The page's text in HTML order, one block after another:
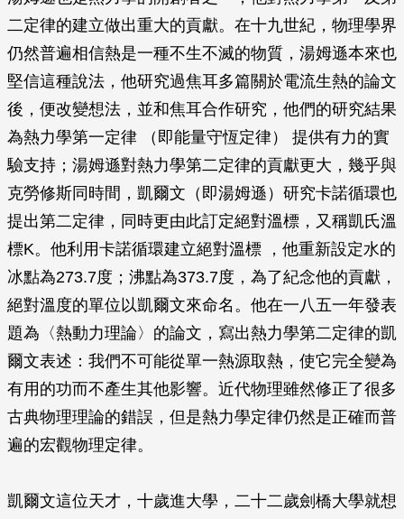
二定律的建立做出重大的貢獻。在十九世紀，物理學界
仍然普遍相信熱是一種不生不滅的物質，湯姆遜本來也
堅信這種說法，他研究過焦耳多篇關於電流生熱的論文
後，便改變想法，並和焦耳合作研究，他們的研究結果
為熱力學第一定律 （即能量守恆定律） 提供有力的實
驗支持；湯姆遜對熱力學第二定律的貢獻更大，幾乎與
克勞修斯同時間，凱爾文（即湯姆遜）研究卡諾循環也
提出第二定律，同時更由此訂定絕對溫標，又稱凱氏溫
標K。他利用卡諾循環建立絕對溫標 ，他重新設定水的
冰點為273.7度；沸點為373.7度，為了紀念他的貢獻，
絕對溫度的單位以凱爾文來命名。他在一八五一年發表
題為〈熱動力理論〉的論文，寫出熱力學第二定律的凱
爾文表述：我們不可能從單一熱源取熱，使它完全變為
有用的功而不產生其他影響。近代物理雖然修正了很多
古典物理理論的錯誤，但是熱力學定律仍然是正確而普
遍的宏觀物理定律。
凱爾文這位天才，十歲進大學，二十二歲劍橋大學就想